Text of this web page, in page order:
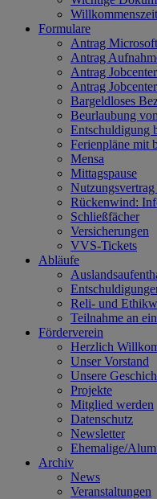
Formulare
Antrag
Antrag
Antrag
Antrag
Bargeldloses
Beurlaubung
Entschuldigung
Ferienpläne mit
Mensa
Mittagspause
Rückenwind:
Schließfächer
Versicherungen
VVS-Tickets
Abläufe
Reli- und
Teilnahme an
Förderverein
Herzlich
Unser Vorstand
Unsere
Projekte
Mitglied werden
Datenschutz
Newsletter
Ehemalige/
Archiv
News
Veranstaltungen